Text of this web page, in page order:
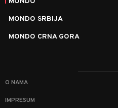
MONDO SRBIJA
MONDO CRNA GORA
O NAMA
IMPRESUM